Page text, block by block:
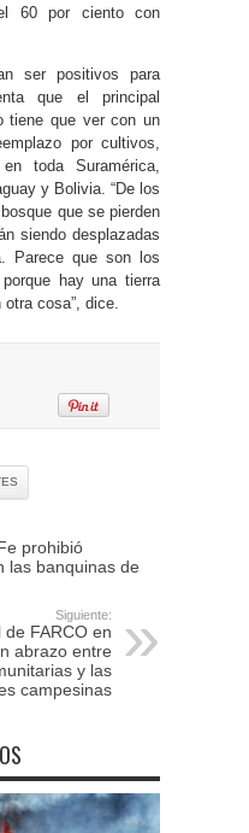
60 por ciento con
ser positivos para
que el principal
tiene que ver con un
por cultivos,
toda Suramérica,
y Bolivia. “De los
que se pierden
siendo desplazadas
Parece que son los
hay una tierra
cosa”, dice.
prohibió
las banquinas de
Siguiente:
de FARCO en
abrazo entre
y las
campesinas